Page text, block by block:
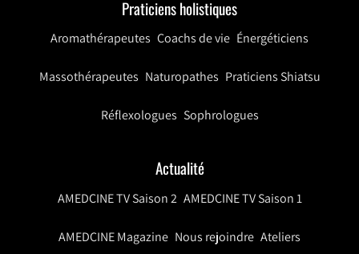
Praticiens holistiques
Aromathérapeutes Coachs de vie Énergéticiens
Massothérapeutes Naturopathes Praticiens Shiatsu
Réflexologues Sophrologues
Actualité
AMEDCINE TV Saison 2 AMEDCINE TV Saison 1
AMEDCINE Magazine Nous rejoindre Ateliers